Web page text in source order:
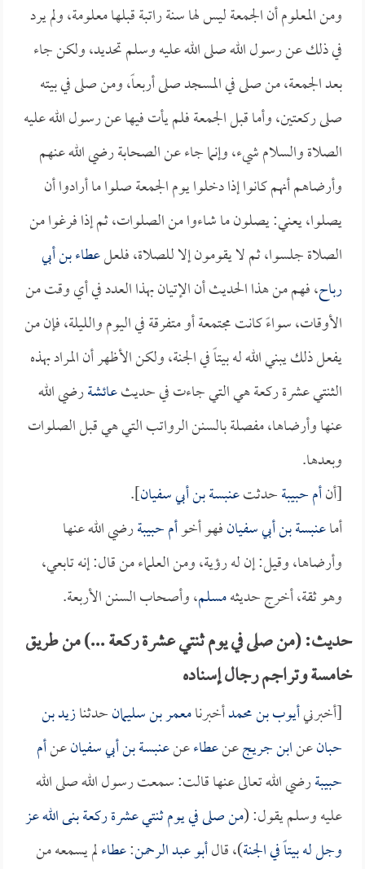
ومن المعلوم أن الجمعة ليس لها سنة راتبة قبلها معلومة، ولم يرد
في ذلك عن رسول الله صلى الله عليه وسلم تحديد، ولكن جاء
بعد الجمعة، من صلى في المسجد صلى أربعاً، ومن صلى في بيته
صلى ركعتين، وأما قبل الجمعة فلم يأت فيها عن رسول الله عليه
الصلاة والسلام شيء، وإنما جاء عن الصحابة رضي الله عنهم
وأرضاهم أنهم كانوا إذا دخلوا يوم الجمعة صلوا ما أرادوا أن
يصلوا، يعني: يصلون ما شاءوا من الصلوات، ثم إذا فرغوا من
الصلاة جلسوا، ثم لا يقومون إلا للصلاة، فلعلعطاء بن أبي
رباح، فهم من هذا الحديث أن الإتيان بهذا العدد في أي وقت من
الأوقات، سواءً كانت مجتمعة أو متفرقة في اليوم والليلة، فإن من
يفعل ذلك يبني الله له بيتاً في الجنة، ولكن الأظهر أن المراد بهذه
الثنتي عشرة ركعة هي التي جاءت في حديثعائشةرضي الله
عنها وأرضاها، مفصلة بالسنن الرواتب التي هي قبل الصلوات
وبعدها.
[أنأم حبيبةحدثتعنبسة بن أبي سفيان].
أماعنبسة بن أبي سفيانفهو أخوأم حبيبةرضي الله عنها
وأرضاها، وقيل: إن له رؤية، ومن العلماء من قال: إنه تابعي،
وهو ثقة، أخرج حديثهمسلم، وأصحاب السنن الأربعة.
حديث: (من صلى في يوم ثنتي عشرة ركعة ...) من طريق
خامسة وتراجم رجال إسناده
[أخبرنيأيوب بن محمدأخبرنامعمر بن سليمانحدثنازيد بن
حبانعنابن جريجعنعطاءعنعنبسة بن أبي سفيانعنأم
حبيبةرضي الله تعالى عنها قالت: سمعت رسول الله صلى الله
عليه وسلم يقول: (من صلى في يوم ثنتي عشرة ركعة بنى الله عز
وجل له بيتاً في الجنة)، قالأبو عبد الرحمن:عطاءلم يسمعه من